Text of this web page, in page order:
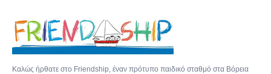
Καλώς ήρθατε στο Friendship, έναν πρότυπο παιδικό σταθμό στα Βόρεια